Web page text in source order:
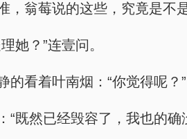
，翁莓说的这些，究竟是不
她？”连壹问。
的看着叶南烟：“你觉得呢？”
“既然已经毁容了，我也的